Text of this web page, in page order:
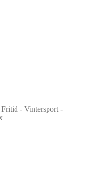
- Vintersport -